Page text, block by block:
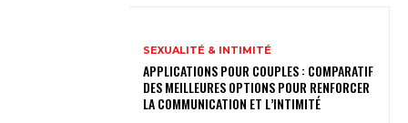
SEXUALITÉ & INTIMITÉ
APPLICATIONS POUR COUPLES : COMPARATIF
DES MEILLEURES OPTIONS POUR RENFORCER
LA COMMUNICATION ET L’INTIMITÉ